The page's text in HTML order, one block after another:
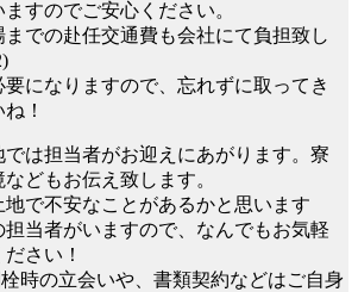
すのでご安心ください。
までの赴任交通費も会社にて負担致し
になりますので、忘れずに取ってき
！
では担当者がお迎えにあがります。寮
どもお伝え致します。
地で不安なことがあるかと思います
担当者がいますので、なんでもお気軽
さい！
時の立会いや、書類契約などはご自身